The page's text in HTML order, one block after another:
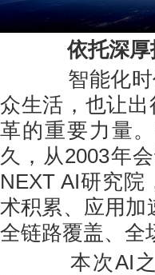
依托深
智能化时
众生活，也让
革的重要力量
久，从2003年
NEXT AI研究
术积累、应用加
全链路覆盖、全
本次AI之